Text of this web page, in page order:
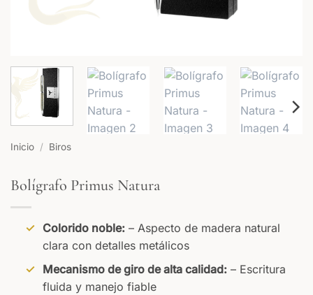
Inicio / Biros
Bolígrafo Primus Natura
Colorido noble:– Aspecto de madera natural
clara con detalles metálicos
Mecanismo de giro de alta calidad:– Escritura
fluida y manejo fiable